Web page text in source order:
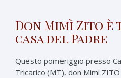
Don Mimì Zito
casa del Padre
Questo pomeriggio presso
Tricarico (MT), don Mimi